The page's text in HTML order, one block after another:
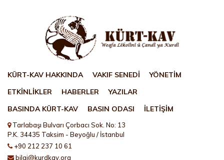
KÜRT-KAV HAKKINDA VAKIF SENEDİ
YÖNETİM
ETKİNLİKLER
HABERLER
YAZILAR
BASINDA KÜRT-KAV
BASIN ODASI İLETİŞİM
Tarlabaşı Bulvarı Çorbacı Sok. No: 13
P.K. 34435 Taksim - Beyoğlu / İstanbul
+90 212 237 10 61
bilgi@kurdkav.org